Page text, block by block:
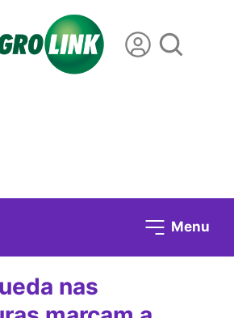
Menu
nas